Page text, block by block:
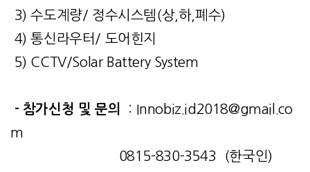
3) 수도계량/ 정수시스템(상,하,폐수)
4) 통신라우터/ 도어힌지
5) CCTV/Solar Battery System
- 참가신청 및 문의 : Innobiz.id2018@gmail.co
m
0815-830-3543 (한국인)